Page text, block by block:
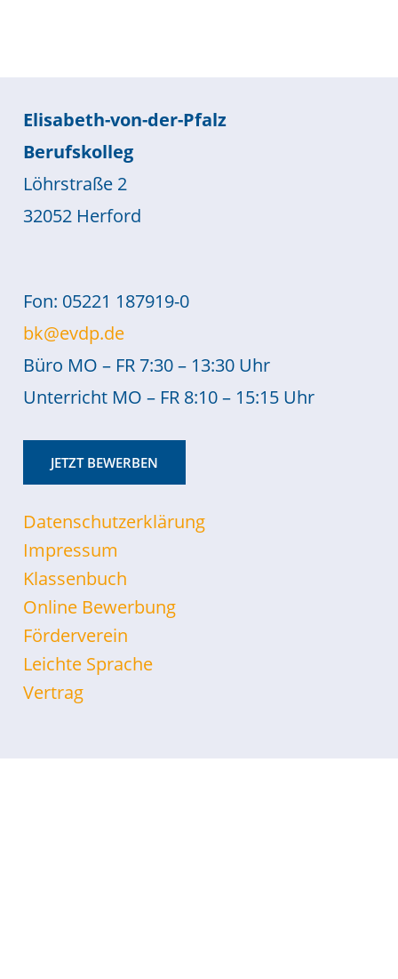
Elisabeth-von-der-Pfalz
Berufskolleg
Löhrstraße 2
32052 Herford
Fon: 05221 187919-0
bk@evdp.de
Büro MO – FR 7:30 – 13:30 Uhr
Unterricht MO – FR 8:10 – 15:15 Uhr
JETZT BEWERBEN
Datenschutzerklärung
Impressum
Klassenbuch
Online Bewerbung
Förderverein
Leichte Sprache
Vertrag